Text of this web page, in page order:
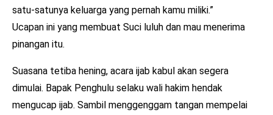
satu-satunya keluarga yang pernah kamu miliki.”
Ucapan ini yang membuat Suci luluh dan mau menerima
pinangan itu.
Suasana tetiba hening, acara ijab kabul akan segera
dimulai. Bapak Penghulu selaku wali hakim hendak
mengucap ijab. Sambil menggenggam tangan mempelai